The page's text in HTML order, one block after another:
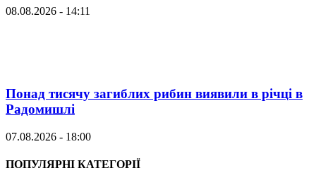
08.08.2026 - 14:11
Понад тисячу загиблих рибин виявили в річці в
Радомишлі
07.08.2026 - 18:00
ПОПУЛЯРНІ КАТЕГОРІЇ